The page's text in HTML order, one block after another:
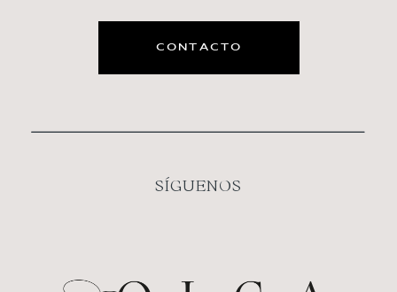
SÍGUENOS
CONTACTO